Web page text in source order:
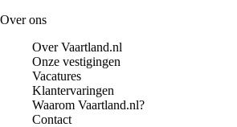
Over ons
Over Vaartland.nl
Onze vestigingen
Vacatures
Klantervaringen
Waarom Vaartland.nl?
Contact